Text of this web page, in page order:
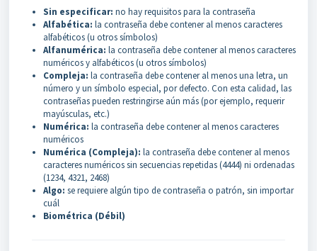
Sin especificar: no hay requisitos para la contraseña
Alfabética: la contraseña debe contener al menos caracteres
alfabéticos (u otros símbolos)
Alfanumérica: la contraseña debe contener al menos caracteres
numéricos y alfabéticos (u otros símbolos)
Compleja: la contraseña debe contener al menos una letra, un
número y un símbolo especial, por defecto. Con esta calidad, las
contraseñas pueden restringirse aún más (por ejemplo, requerir
mayúsculas, etc.)
Numérica: la contraseña debe contener al menos caracteres
numéricos
Numérica (Compleja): la contraseña debe contener al menos
caracteres numéricos sin secuencias repetidas (4444) ni ordenadas
(1234, 4321, 2468)
Algo: se requiere algún tipo de contraseña o patrón, sin importar
cuál
Biométrica (Débil)